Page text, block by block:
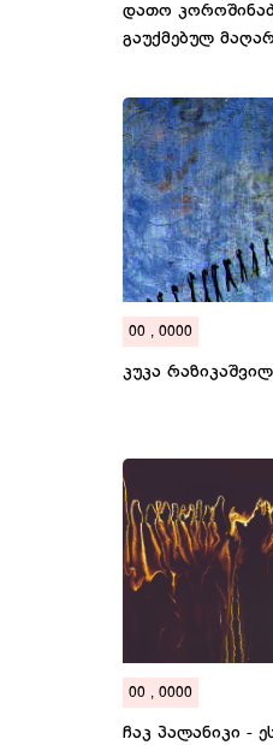
დათო
გაუქმებულ
00 , 0000
კუკა
00 , 0000
ჩაკ პალანიკი -